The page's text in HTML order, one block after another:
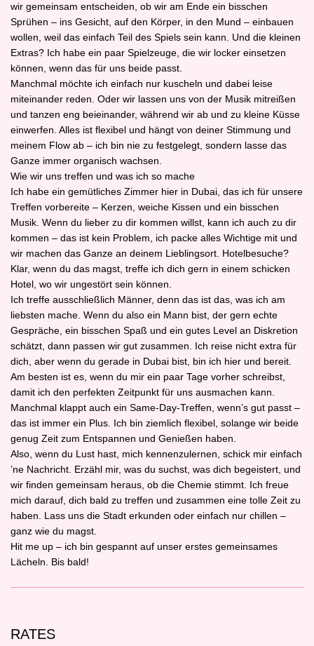
wir gemeinsam entscheiden, ob wir am Ende ein bisschen
Sprühen – ins Gesicht, auf den Körper, in den Mund – einbauen
wollen, weil das einfach Teil des Spiels sein kann. Und die kleinen
Extras? Ich habe ein paar Spielzeuge, die wir locker einsetzen
können, wenn das für uns beide passt.
Manchmal möchte ich einfach nur kuscheln und dabei leise
miteinander reden. Oder wir lassen uns von der Musik mitreißen
und tanzen eng beieinander, während wir ab und zu kleine Küsse
einwerfen. Alles ist flexibel und hängt von deiner Stimmung und
meinem Flow ab – ich bin nie zu festgelegt, sondern lasse das
Ganze immer organisch wachsen.
Wie wir uns treffen und was ich so mache
Ich habe ein gemütliches Zimmer hier in Dubai, das ich für unsere
Treffen vorbereite – Kerzen, weiche Kissen und ein bisschen
Musik. Wenn du lieber zu dir kommen willst, kann ich auch zu dir
kommen – das ist kein Problem, ich packe alles Wichtige mit und
wir machen das Ganze an deinem Lieblingsort. Hotelbesuche?
Klar, wenn du das magst, treffe ich dich gern in einem schicken
Hotel, wo wir ungestört sein können.
Ich treffe ausschließlich Männer, denn das ist das, was ich am
liebsten mache. Wenn du also ein Mann bist, der gern echte
Gespräche, ein bisschen Spaß und ein gutes Level an Diskretion
schätzt, dann passen wir gut zusammen. Ich reise nicht extra für
dich, aber wenn du gerade in Dubai bist, bin ich hier und bereit.
Am besten ist es, wenn du mir ein paar Tage vorher schreibst,
damit ich den perfekten Zeitpunkt für uns ausmachen kann.
Manchmal klappt auch ein Same‑Day‑Treffen, wenn’s gut passt –
das ist immer ein Plus. Ich bin ziemlich flexibel, solange wir beide
genug Zeit zum Entspannen und Genießen haben.
Also, wenn du Lust hast, mich kennenzulernen, schick mir einfach
’ne Nachricht. Erzähl mir, was du suchst, was dich begeistert, und
wir finden gemeinsam heraus, ob die Chemie stimmt. Ich freue
mich darauf, dich bald zu treffen und zusammen eine tolle Zeit zu
haben. Lass uns die Stadt erkunden oder einfach nur chillen –
ganz wie du magst.
Hit me up – ich bin gespannt auf unser erstes gemeinsames
Lächeln. Bis bald!
RATES